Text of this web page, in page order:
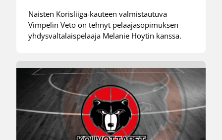
Naisten Korisliiga-kauteen valmistautuva
Vimpelin Veto on tehnyt pelaajasopimuksen
yhdysvaltalaispelaaja Melanie Hoytin kanssa.